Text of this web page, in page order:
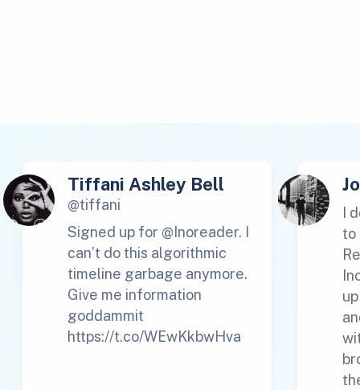
Tiffani Ashley Bell
@tiffani
Signed up for @Inoreader. I
can’t do this algorithmic
timeline garbage anymore.
Give me information
goddammit
https://t.co/WEwKkbwHva
I
to